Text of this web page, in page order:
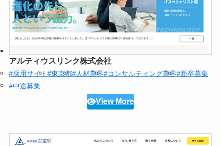
アルティウスリンク株式会社
#採用サイト#東京都#人材業界#コンサルティング業界#新卒募集
#中途募集
View More